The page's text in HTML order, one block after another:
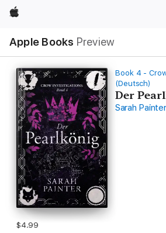
Apple
Apple Books Preview
Nav
Open
Menu
Book 4 -
(Deutsch)
Der
Sarah Painter
$4.99